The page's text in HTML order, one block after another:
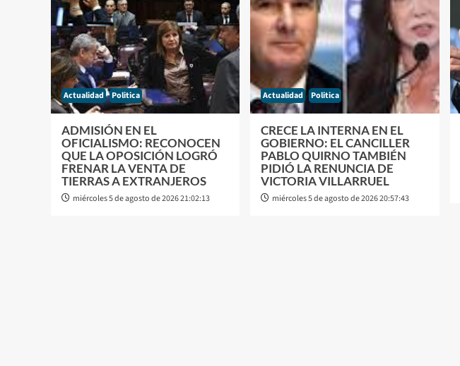
Actualidad Politica
ADMISIÓN EN EL
OFICIALISMO: RECONOCEN
QUE LA OPOSICIÓN LOGRÓ
FRENAR LA VENTA DE
TIERRAS A EXTRANJEROS
miércoles 5 de agosto de 2026 21:02:13
Actualidad Politica
CRECE LA INTERNA EN EL
GOBIERNO: EL CANCILLER
PABLO QUIRNO TAMBIÉN
PIDIÓ LA RENUNCIA DE
VICTORIA VILLARRUEL
miércoles 5 de agosto de 2026 20:57:43